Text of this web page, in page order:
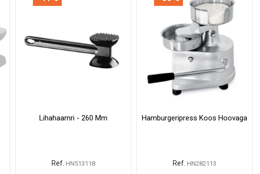
Lihahaamri - 260 Mm
Ref. HN513118
Hamburgeripress Koos Hoovaga
Ref. HN282113